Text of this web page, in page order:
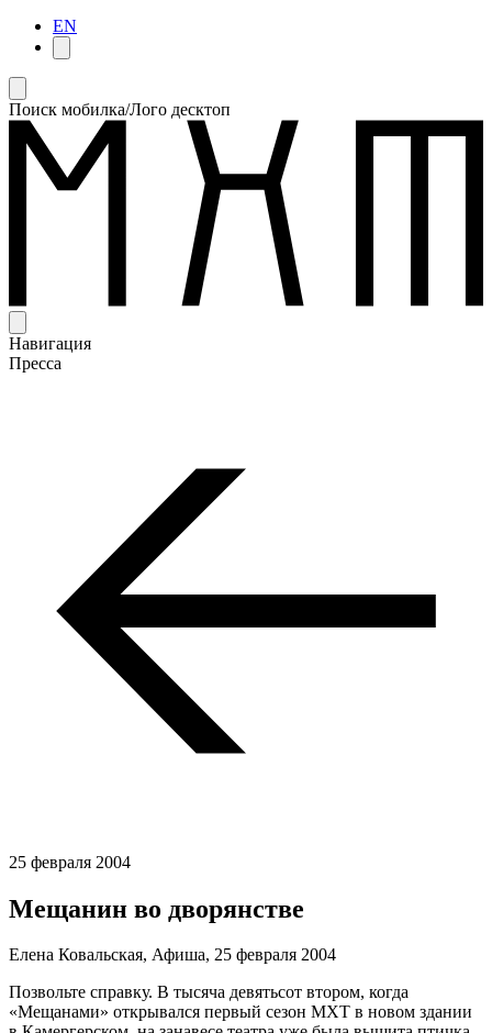
EN
Поиск мобилка/Лого десктоп
Навигация
Пресса
25 февраля 2004
Мещанин во дворянстве
Елена Ковальская, Афиша, 25 февраля 2004
Позвольте справку. В тысяча девятьсот втором, когда
«Мещанами» открывался первый сезон МХТ в новом здании